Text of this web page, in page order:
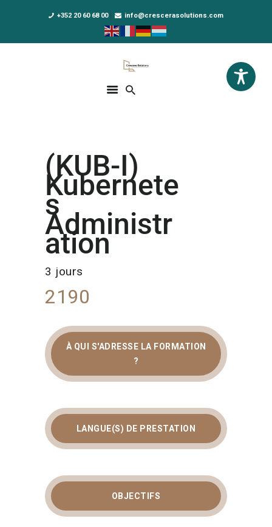
+352 20 60 68 00 info@crescerasolutions.com
Crescera Solutions
Solutions for your evolution
DPO AS A SERVICE
NOUS CONNAÎTRE
ACTUALITÉS
(KUB-I)
Kubernete
s
Administr
ation
3 jours
2190
À QUI S'ADRESSE LA FORMATION
?
LANGUE(S) DE PRESTATION
OBJECTIFS